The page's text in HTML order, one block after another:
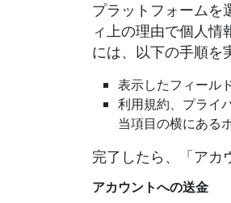
プラットフォームを
ィ上の理由で個人情
には、以下の手順を
表示したフィール
利用規約、プライ
当項目の横にある
完了したら、「アカ
アカウントへの送金